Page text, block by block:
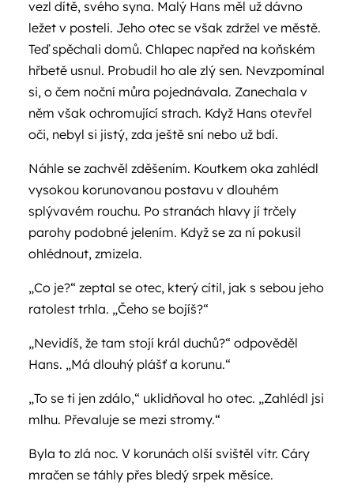
vezl dítě, svého syna. Malý Hans měl už dávno
ležet v posteli. Jeho otec se však zdržel ve městě.
Teď spěchali domů. Chlapec napřed na koňském
hřbetě usnul. Probudil ho ale zlý sen. Nevzpomínal
si, o čem noční můra pojednávala. Zanechala v
něm však ochromující strach. Když Hans otevřel
oči, nebyl si jistý, zda ještě sní nebo už bdí.
Náhle se zachvěl zděšením. Koutkem oka zahlédl
vysokou korunovanou postavu v dlouhém
splývavém rouchu. Po stranách hlavy jí trčely
parohy podobné jelením. Když se za ní pokusil
ohlédnout, zmizela.
„Co je?“ zeptal se otec, který cítil, jak s sebou jeho
ratolest trhla. „Čeho se bojíš?“
„Nevidíš, že tam stojí král duchů?“ odpověděl
Hans. „Má dlouhý plášť a korunu.“
„To se ti jen zdálo,“ uklidňoval ho otec. „Zahlédl jsi
mlhu. Převaluje se mezi stromy.“
Byla to zlá noc. V korunách olší svištěl vítr. Cáry
mračen se táhly přes bledý srpek měsíce.